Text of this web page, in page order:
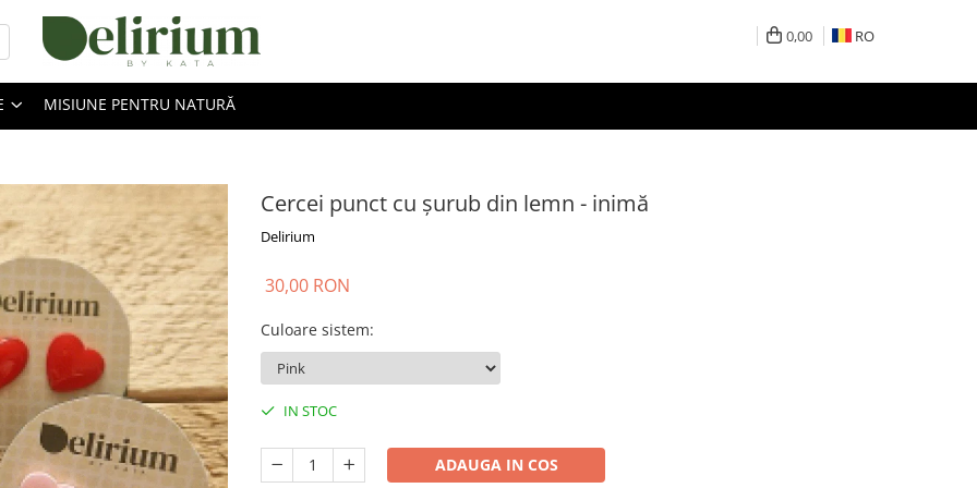
0,00 RO
MISIUNE PENTRU NATURĂ
Cercei punct cu șurub din lemn - inimă
Delirium
30,00 RON
Culoare sistem:
IN STOC
ADAUGA IN COS